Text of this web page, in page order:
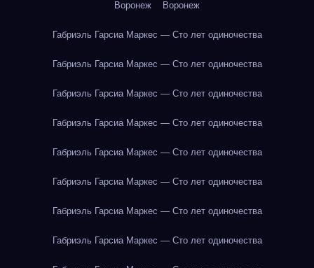
Воронеж Воронеж
Габриэль Гарсиа Маркес — Сто лет одиночества
Габриэль Гарсиа Маркес — Сто лет одиночества
Габриэль Гарсиа Маркес — Сто лет одиночества
Габриэль Гарсиа Маркес — Сто лет одиночества
Габриэль Гарсиа Маркес — Сто лет одиночества
Габриэль Гарсиа Маркес — Сто лет одиночества
Габриэль Гарсиа Маркес — Сто лет одиночества
Габриэль Гарсиа Маркес — Сто лет одиночества